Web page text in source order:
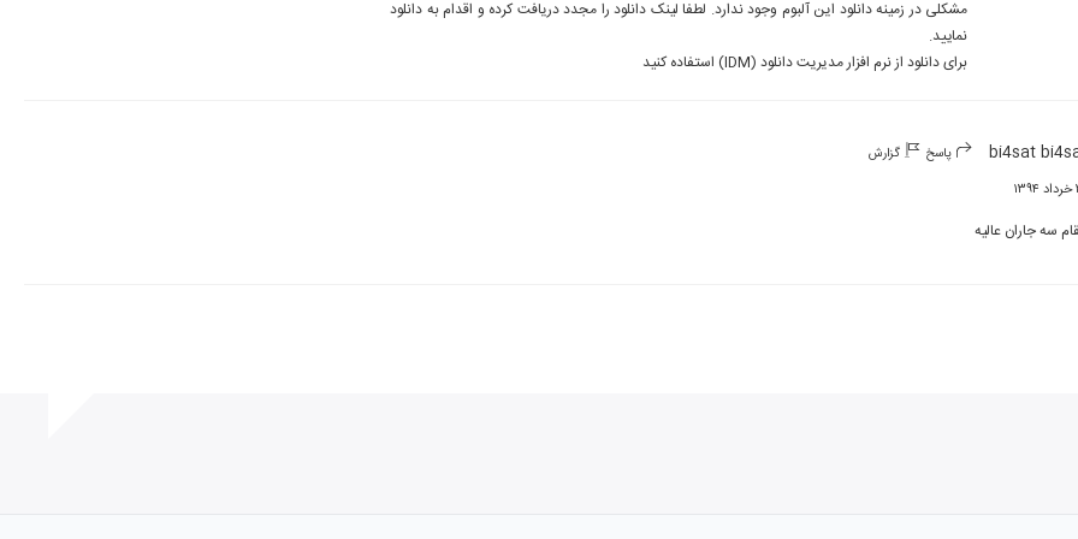
برای دانلود از نرم افزار مدیریت دانلود (IDM) استفاده کنید
bi4sat پاسخ گزارش
سه جاران عالیه